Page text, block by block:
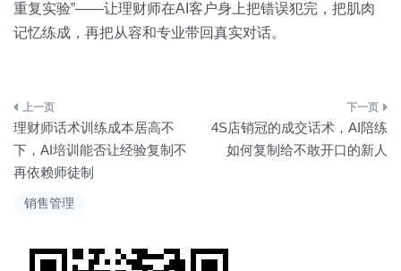
销售管理
重复实验”——让理财师在AI客户身上把错误犯完，把肌肉
记忆练成，再把从容和专业带回真实对话。
文
章
导
理财师话术训练成本居高不
下，AI培训能否让经验复制不
再依赖师徒制
4S店销冠的成交话术，AI陪练
如何复制给不敢开口的新人